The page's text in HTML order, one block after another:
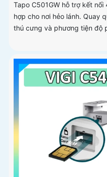
Tapo C501GW hỗ trợ kết nối
hợp cho nơi hẻo lánh. Quay
thú cưng và phương tiện độ